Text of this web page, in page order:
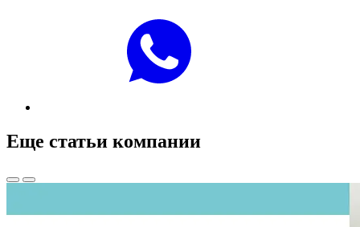
Еще статьи компании